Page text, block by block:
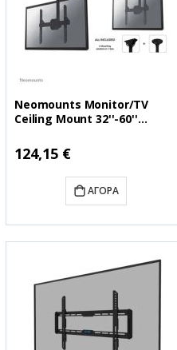
Neomounts Monitor/TV
Ceiling Mount 32''-60''
Ειδική
Τιμή
124,15 €
ΑΓΟΡΆ